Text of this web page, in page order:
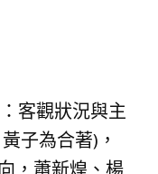
客觀狀況與主
子為合著)，
，蕭新煌、楊